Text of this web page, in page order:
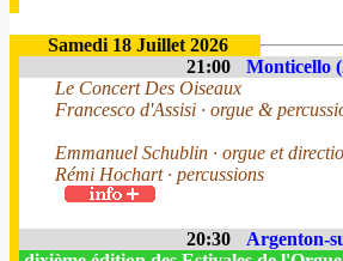
Samedi 18 Juillet 2026
21:00
Monticello
Le Concert Des Oiseaux
Francesco d'Assisi · orgue &
Emmanuel Schublin · orgue et
Rémi Hochart · percussions
20:30
Argenton-